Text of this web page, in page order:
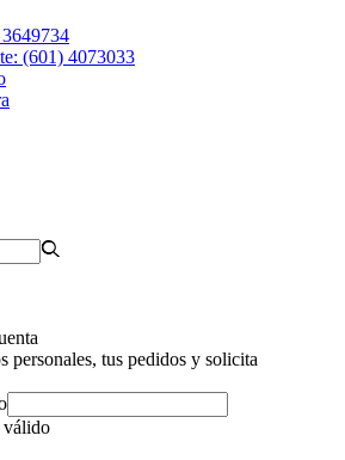
(601) 4073033
personales, tus pedidos y solicita
válido